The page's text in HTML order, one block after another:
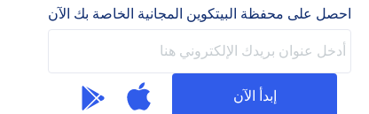
احصل على محفظة البيتكوين المجانية الخاصة بك الآن
إبدأ الآن